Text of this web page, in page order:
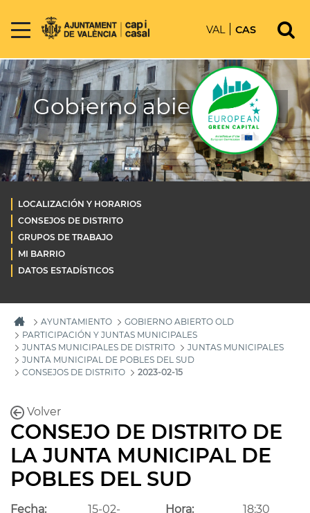
VAL CAS
Gobierno abierto OLD
LOCALIZACIÓN Y HORARIOS
CONSEJOS DE DISTRITO
GRUPOS DE TRABAJO
MI BARRIO
DATOS ESTADÍSTICOS
AYUNTAMIENTO
GOBIERNO ABIERTO OLD
PARTICIPACIÓN Y JUNTAS MUNICIPALES
JUNTAS MUNICIPALES DE DISTRITO
JUNTAS MUNICIPALES
JUNTA MUNICIPAL DE POBLES DEL SUD
CONSEJOS DE DISTRITO
2023-02-15
Volver
CONSEJO DE DISTRITO DE
LA JUNTA MUNICIPAL DE
POBLES DEL SUD
Fecha:
15-02-
Hora: 18:30